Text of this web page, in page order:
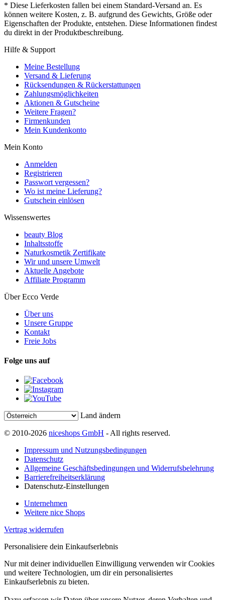
* Diese Lieferkosten fallen bei einem Standard-Versand an. Es
können weitere Kosten, z. B. aufgrund des Gewichts, Größe oder
Eigenschaften der Produkte, entstehen. Diese Informationen findest
du direkt in der Produktbeschreibung.
Hilfe & Support
Meine Bestellung
Versand & Lieferung
Rücksendungen & Rückerstattungen
Zahlungsmöglichkeiten
Aktionen & Gutscheine
Weitere Fragen?
Firmenkunden
Mein Kundenkonto
Mein Konto
Anmelden
Registrieren
Passwort vergessen?
Wo ist meine Lieferung?
Gutschein einlösen
Wissenswertes
beauty Blog
Inhaltsstoffe
Naturkosmetik Zertifikate
Wir und unsere Umwelt
Aktuelle Angebote
Affiliate Programm
Über Ecco Verde
Über uns
Unsere Gruppe
Kontakt
Freie Jobs
Folge uns auf
Land ändern
© 2010-2026 niceshops GmbH - All rights reserved.
Impressum und Nutzungsbedingungen
Datenschutz
Allgemeine Geschäftsbedingungen und Widerrufsbelehrung
Barrierefreiheitserklärung
Datenschutz-Einstellungen
Unternehmen
Weitere nice Shops
Vertrag widerrufen
Personalisiere dein Einkaufserlebnis
Nur mit deiner individuellen Einwilligung verwenden wir Cookies
und weitere Technologien, um dir ein personalisiertes
Einkaufserlebnis zu bieten.